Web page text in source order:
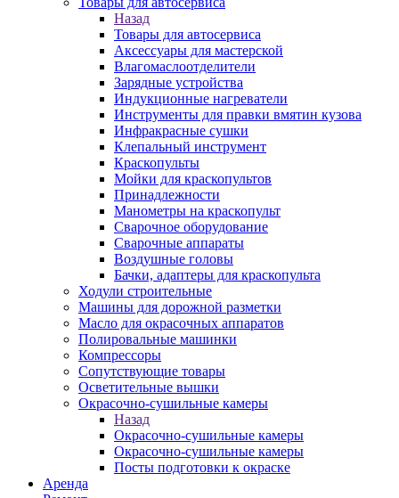
Назад
Товары для автосервиса
Аксессуары для мастерской
Влагомаслоотделители
Зарядные устройства
Индукционные нагреватели
Инструменты для правки вмятин кузова
Инфракрасные сушки
Клепальный инструмент
Краскопульты
Мойки для краскопультов
Принадлежности
Манометры на краскопульт
Сварочное оборудование
Сварочные аппараты
Воздушные головы
Бачки, адаптеры для краскопульта
Ходули строительные
Машины для дорожной разметки
Масло для окрасочных аппаратов
Полировальные машинки
Компрессоры
Сопутствующие товары
Осветительные вышки
Окрасочно-сушильные камеры
Назад
Окрасочно-сушильные камеры
Окрасочно-сушильные камеры
Посты подготовки к окраске
Аренда